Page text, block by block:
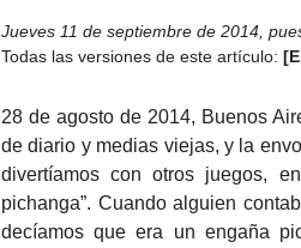
Jueves 11 de septiembre de 2014
Todas las versiones de este artículo:
28 de agosto de 2014, Buenos
de diario y medias viejas, y la
divertíamos con otros juegos,
pichanga”. Cuando alguien
decíamos que era un engaña